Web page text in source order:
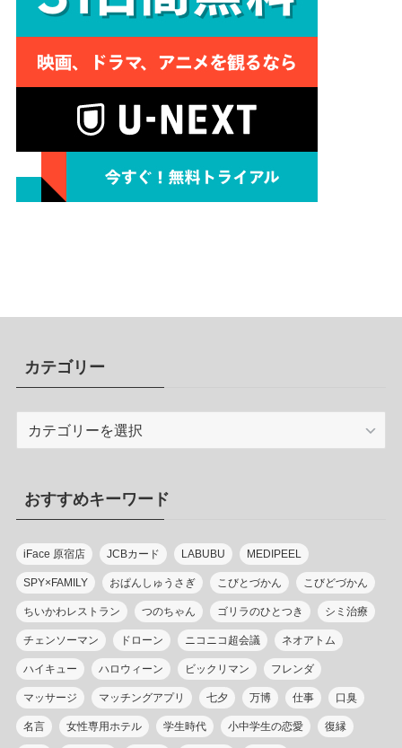
カテゴリー
リ
ー
おすすめキーワード
iFace 原宿店 JCBカード LABUBU MEDIPEEL
SPY×FAMILY おぱんしゅうさぎ こびとづかん こびどづかん
ちいかわレストラン つのちゃん ゴリラのひとつき シミ治療
チェンソーマン ドローン ニコニコ超会議 ネオアトム
ハイキュー ハロウィーン ビックリマン フレンダ
マッサージ マッチングアプリ 七夕 万博 仕事 口臭
名言 女性専用ホテル 学生時代 小中学生の恋愛 復縁